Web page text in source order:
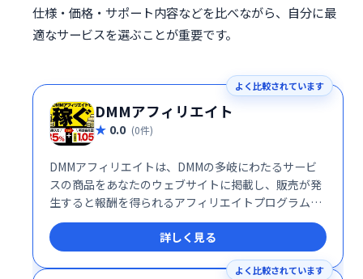
仕様・価格・サポート内容などを比べながら、自分に最
適なサービスを選ぶことが重要です。
よく比較されています
DMMアフィリエイト
0.0 (0件)
DMMアフィリエイトは、DMMの多岐にわたるサービ
スの商品をあなたのウェブサイトに掲載し、販売が発
生すると報酬を得られるアフィリエイトプログラムで
す。簡単に始められる上、DMMの幅広い商品ラインア
ップを活かして効率的な収益化が可能です。
詳しく見る
よく比較されています